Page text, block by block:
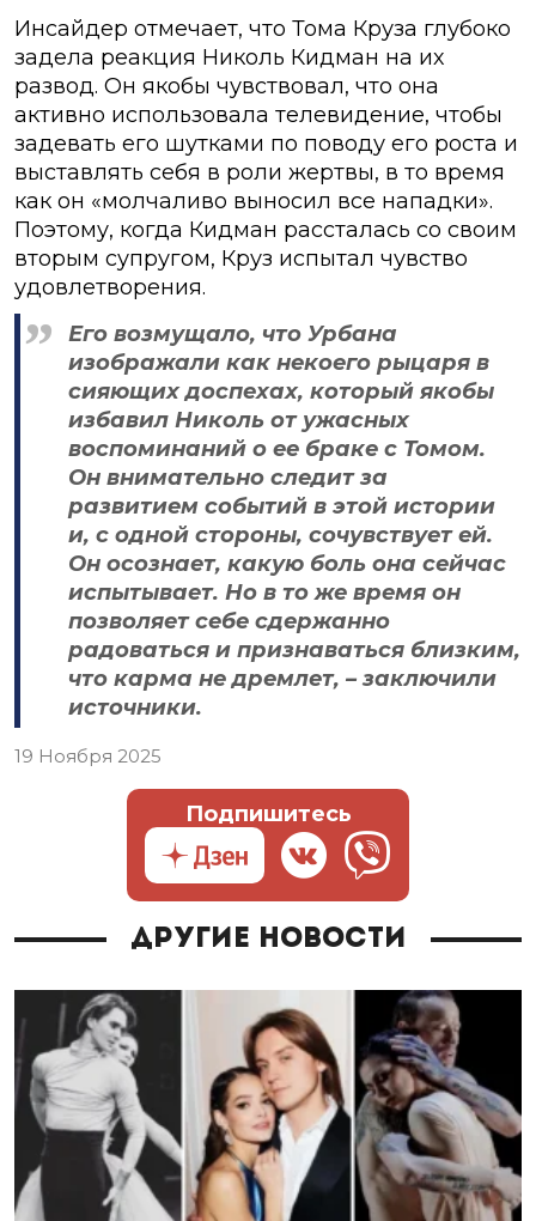
Инсайдер отмечает, что Тома Круза глубоко
задела реакция Николь Кидман на их
развод. Он якобы чувствовал, что она
активно использовала телевидение, чтобы
задевать его шутками по поводу его роста и
выставлять себя в роли жертвы, в то время
как он «молчаливо выносил все нападки».
Поэтому, когда Кидман рассталась со своим
вторым супругом, Круз испытал чувство
удовлетворения.
Его возмущало, что Урбана
изображали как некоего рыцаря в
сияющих доспехах, который якобы
избавил Николь от ужасных
воспоминаний о ее браке с Томом.
Он внимательно следит за
развитием событий в этой истории
и, с одной стороны, сочувствует ей.
Он осознает, какую боль она сейчас
испытывает. Но в то же время он
позволяет себе сдержанно
радоваться и признаваться близким,
что карма не дремлет, – заключили
источники.
19 Ноября 2025
Подпишитесь
Другие новости